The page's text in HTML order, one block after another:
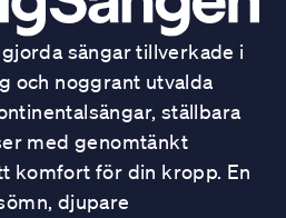
sängar tillverkade i
och noggrant utvalda
ställbara
med genomtänkt
komfort för din kropp. En
djupare